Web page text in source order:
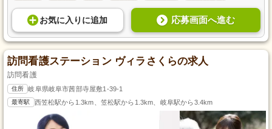
お気に入り に追加 応募画面へ進む
訪問看護ステーション ヴィラさくらの求人
訪問看護
住所 岐阜県岐阜市茜部寺屋敷1-39-1
最寄駅 西笠松駅から1.3km、笠松駅から1.3km、岐阜駅から3.4km